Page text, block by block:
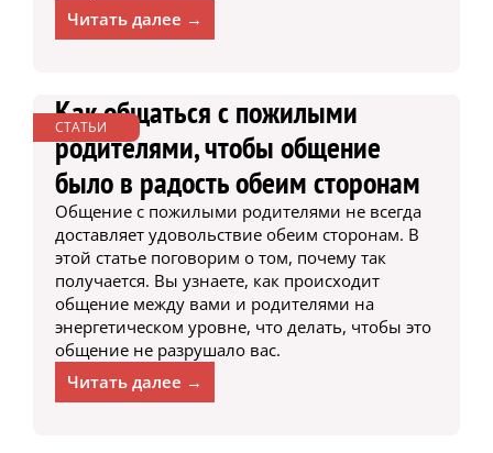
Читать далее →
СТАТЬИ
Как общаться с пожилыми
родителями, чтобы общение
было в радость обеим сторонам
Общение с пожилыми родителями не всегда
доставляет удовольствие обеим сторонам. В
этой статье поговорим о том, почему так
получается. Вы узнаете, как происходит
общение между вами и родителями на
энергетическом уровне, что делать, чтобы это
общение не разрушало вас.
Читать далее →